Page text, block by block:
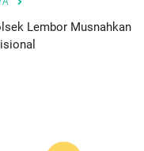
Lembor Musnahkan